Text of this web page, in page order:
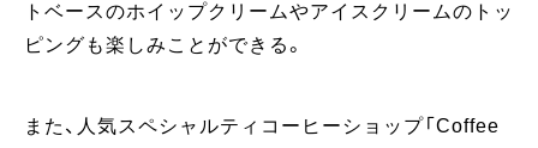
トベースのホイップクリームやアイスクリームのトッ
ピングも楽しみことができる。
また、人気スペシャルティコーヒーショップ「Coffee